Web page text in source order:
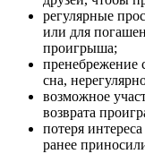
регулярные
или для
проигрыша;
пренебрежение
сна,
возможное
возврата
потеря
ранее